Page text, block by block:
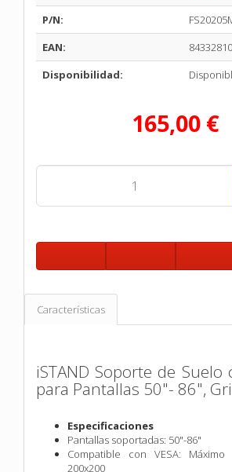
P/N:
EAN:
Disponibilidad:
165,00 €
Características
iSTAND Soporte de Suelo
para Pantallas 50"- 86",
Especificaciones
Pantallas soportadas: 50"-86"
Compatible con VESA: Máximo
200x200